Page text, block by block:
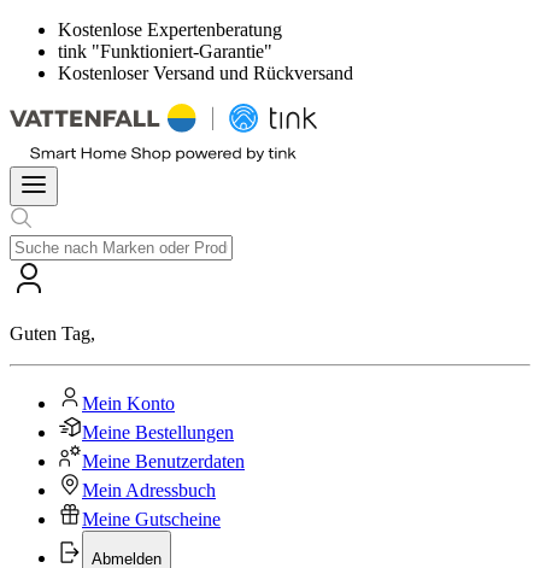
Kostenlose Expertenberatung
tink "Funktioniert-Garantie"
Kostenloser Versand und Rückversand
Guten Tag,
Mein Konto
Meine Bestellungen
Meine Benutzerdaten
Mein Adressbuch
Meine Gutscheine
Abmelden